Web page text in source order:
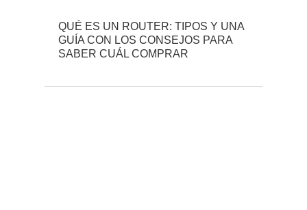
QUÉ ES UN ROUTER: TIPOS Y UNA
GUÍA CON LOS CONSEJOS PARA
SABER CUÁL COMPRAR